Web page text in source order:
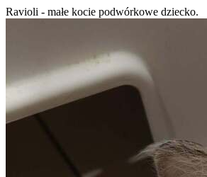
Ravioli - małe kocie podwórkowe dziecko.